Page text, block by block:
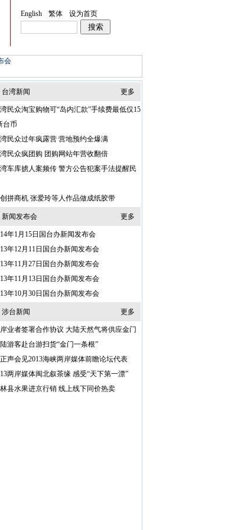
English 繁体 设为首页
会
更多
台湾新闻
民众淘宝购物可“岛内汇款”手续费最低仅15
台币
民众过年疯露营 营地预约全爆满
民众疯团购 团购网站年营收翻倍
车库掳人案频传 警方公告犯案手法提醒民
拼商机 张爱玲等人作品做成纸胶带
更多
新闻发布会
年1月15日国台办新闻发布会
年12月11日国台办新闻发布会
年11月27日国台办新闻发布会
年11月13日国台办新闻发布会
年10月30日国台办新闻发布会
更多
涉台新闻
业者签署合作协议 大陆天然气将供应金门
游客赴台游扫货“金门一条根”
声会见2013海峡两岸媒体前瞻论坛代表
两岸媒体闽北叙茶缘 感受“天下第一漂”
县水果进京行销 线上线下同价热卖